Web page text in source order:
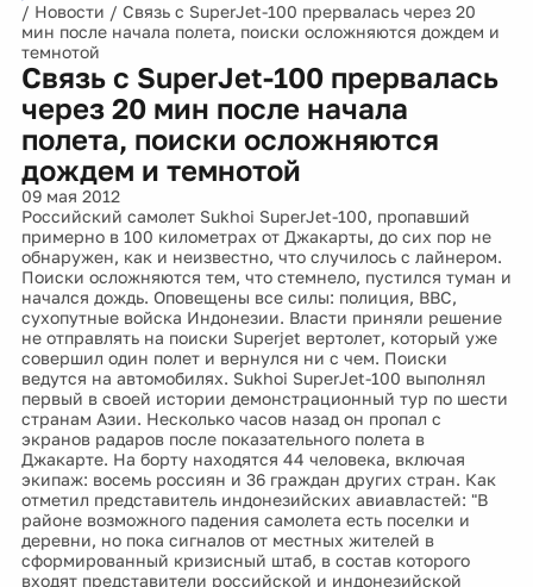
/ Новости / Связь с SuperJet-100 прервалась через 20
мин после начала полета, поиски осложняются дождем и
темнотой
Связь с SuperJet-100 прервалась
через 20 мин после начала
полета, поиски осложняются
дождем и темнотой
09 мая 2012
Российский самолет Sukhoi SuperJet-100, пропавший
примерно в 100 километрах от Джакарты, до сих пор не
обнаружен, как и неизвестно, что случилось с лайнером.
Поиски осложняются тем, что стемнело, пустился туман и
начался дождь. Оповещены все силы: полиция, ВВС,
сухопутные войска Индонезии. Власти приняли решение
не отправлять на поиски Superjet вертолет, который уже
совершил один полет и вернулся ни с чем. Поиски
ведутся на автомобилях. Sukhoi SuperJet-100 выполнял
первый в своей истории демонстрационный тур по шести
странам Азии. Несколько часов назад он пропал с
экранов радаров после показательного полета в
Джакарте. На борту находятся 44 человека, включая
экипаж: восемь россиян и 36 граждан других стран. Как
отметил представитель индонезийских авиавластей: "В
районе возможного падения самолета есть поселки и
деревни, но пока сигналов от местных жителей в
сформированный кризисный штаб, в состав которого
входят представители российской и индонезийской